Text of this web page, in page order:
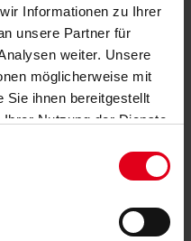
Informationen zu Ihrer
unsere Partner für
weiter. Unsere
möglicherweise mit
Sie ihnen bereitgestellt
Nutzung der Dienste